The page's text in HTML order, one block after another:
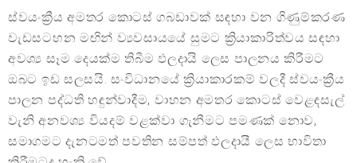
ස්වයංක්‍රීය අමතර කොටස් ගබඩාවක් සඳහා වන ගිණුම්කරණ
වැඩසටහන මඟින් ව්‍යවසායයේ සුමට ක්‍රියාකාරිත්වය සඳහා
අවශ්‍ය සෑම දෙයක්ම තිබීම ඵලදායි ලෙස පාලනය කිරීමට
ඔබට ඉඩ සලසයි. සංවිධානයේ ක්‍රියාකාරකම් වලදී ස්වයංක්‍රීය
පාලන පද්ධති හඳුන්වාදීම, වාහන අමතර කොටස් වෙළඳසැල්
වැනි අනවශ්‍ය වියදම් වළක්වා ගැනීමට පමණක් නොව,
සමාගමට දැනටමත් පවතින සම්පත් ඵලදායී ලෙස භාවිතා